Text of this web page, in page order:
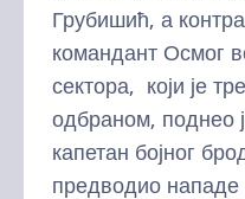
Грубишић, а
командант Осмог
сектора, који је
одбраном, поднео
капетан бојног
предводио нападе